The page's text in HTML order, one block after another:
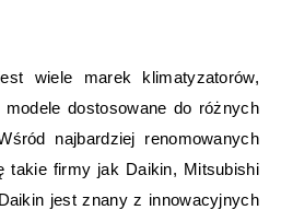
wiele marek klimatyzatorów,
dostosowane do różnych
najbardziej renomowanych
takie firmy jak Daikin, Mitsubishi
jest znany z innowacyjnych